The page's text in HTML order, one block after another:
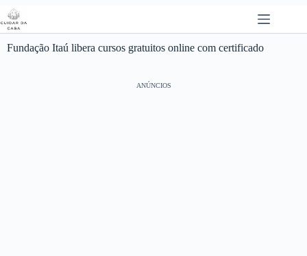
Pular
para
o
conteúdo
Fundação Itaú libera cursos gratuitos online com certificado
ANÚNCIOS